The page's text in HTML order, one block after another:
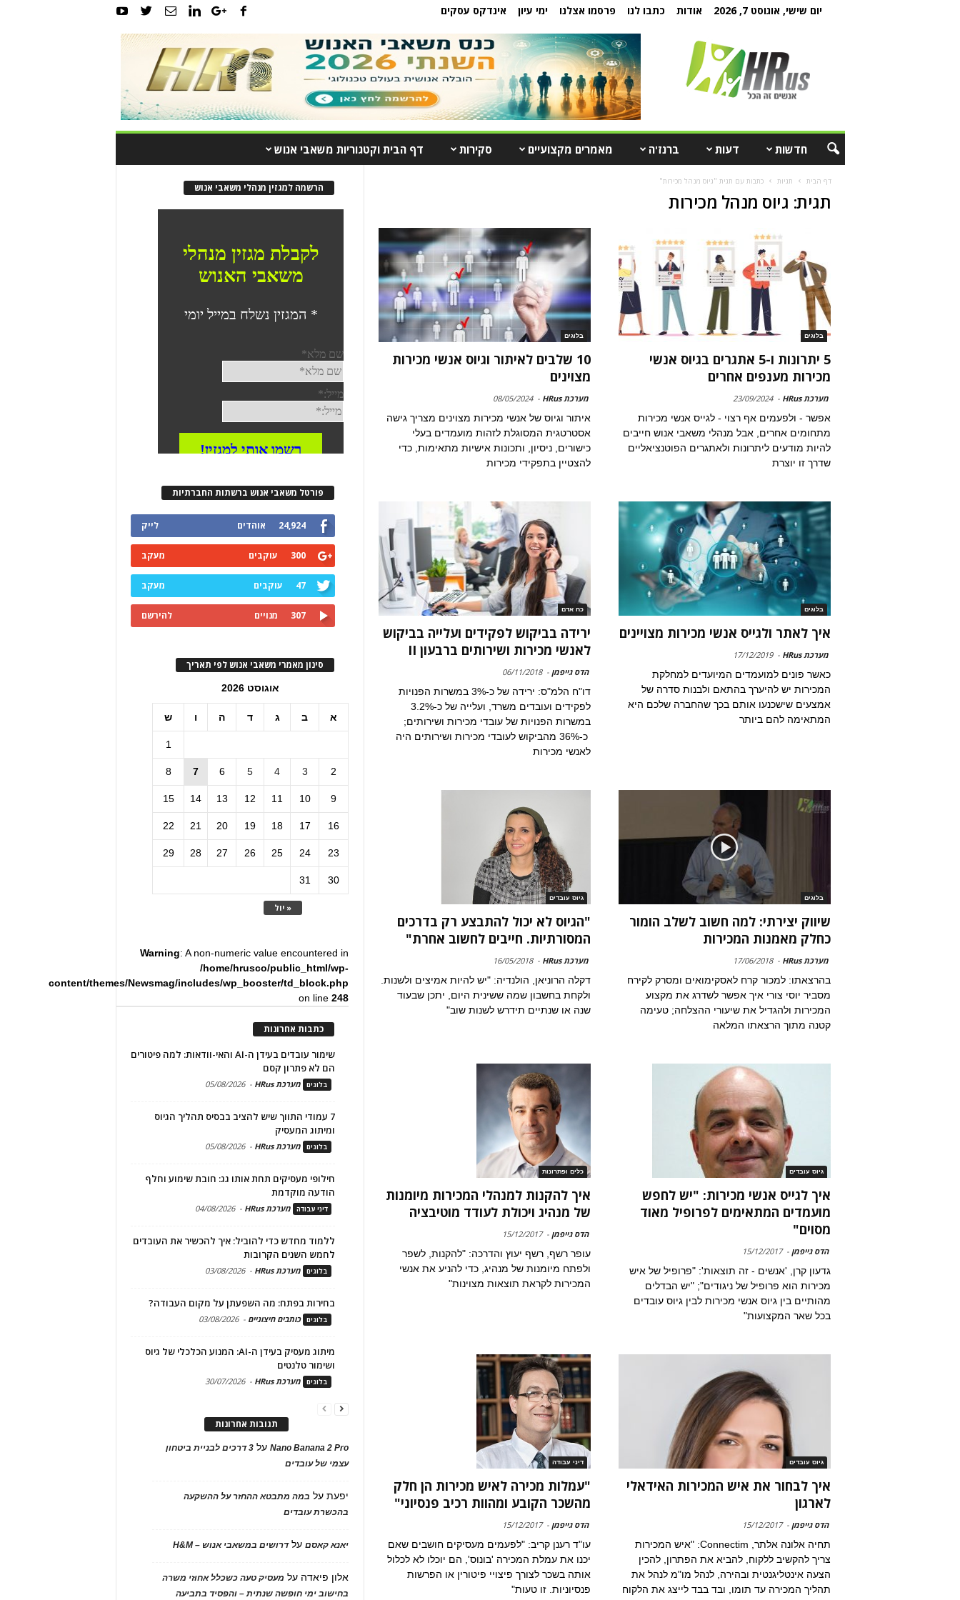
יום שישי, אוגוסט 7, 2026 אודות כתבו לנו פרסמו אצלנו ימי עיון אינדקס עסקים
חדשות דעות ברנז'ה מאמרים מקצועיים סקירות דף הבית וקטגוריות משאבי אנוש
דף הבית תגיות כתבות עם תגית "גיוס מנהל מכירות"
תגית: גיוס מנהל מכירות
בלוגים
5 יתרונות ו-5 אתגרים בגיוס אנשי
מכירות מענפים אחרים
מערכת HRus -
23/09/2024
אפשר - ולפעמים אף רצוי - לגייס אנשי מכירות
מתחומים אחרים, אבל מנהלי משאבי אנוש חייבים
להיות מודעים ליתרונות ולאתגרים הפוטנציאליים
שדרך זו יוצרת
בלוגים
10 שלבים לאיתור וגיוס אנשי מכירות
מצוינים
מערכת HRus -
08/05/2024
איתור וגיוס של אנשי מכירות מצוינים מצריך גישה
אסטרטגית המסוגלת לזהות מועמדים בעלי
כישורים, ניסיון, ותכונות אישיות מתאימות, כדי
להצטיין בתפקידי מכירות
בלוגים
איך לאתר ולגייס אנשי מכירות מצויינים
מערכת HRus -
17/12/2019
כאשר פונים למועמדים המיועדים למחלקת
המכירות יש להיערך בהתאם ולבנות סדרה של
אמצעים שישכנעו אותם בכך שהחברה שלכם היא
המתאימה להם ביותר
כח אדם
ירידה בביקוש לפקידים ועלייה בביקוש
לאנשי מכירות ושירותים ברבעון II
הדס גייפמן -
06/11/2018
דו"ח הלמ"ס: ירידה של כ-3% במשרות הפנויות
לפקידים ועובדים משרד, ועלייה של כ-3.2%
במשרות הפנויות של עובדי מכירות ושירותים;
כ-36% מהביקוש לעובדי מכירות ושירותים היה
לאנשי מכירות
בלוגים
שיווק יצירתי: למה חשוב לשלב הומור
כחלק מאמנות המכירות
מערכת HRus -
17/06/2018
בהרצאתו: למכור קרח לאסקימואים ומסרק לקירח
מסביר יוסי צורי איך אפשר לשדרג את מקצוע
המכירות ולהגדיל את שיעורי ההצלחה; טעימה
קטנה מתוך הרצאתו המלאה
גיוס עובדים
"הגיוס לא יכול להתבצע רק בדרכים
המסורתיות. חייבים לחשוב אחרת"
מערכת HRus -
16/05/2018
דקלה הרוניאן, הולנדיה: "יש להיות אמיצים ולשנות.
ולקחת בחשבון שמה ששינית היום, יתכן שבעוד
שנה או שנתיים תידרש לשנות שוב"
גיוס עובדים
איך לגייס אנשי מכירות: "יש לחפש
מועמדים המתאימים לפרופיל מאוד
מסוים"
הדס גייפמן -
15/12/2017
גדעון קרן, 'אנשים - זה תוצאות': "פרופיל של איש
מכירות הוא פרופיל של ניגודים"; "יש הבדלים
מהותיים בין גיוס אנשי מכירות לבין גיוס עובדים
בכל שאר המקצועות"
כלים ופתרונות
איך להקנות למנהלי המכירות מיומנות
של מנהיג ויכולת לעודד מוטיבציה
הדס גייפמן -
15/12/2017
עופר רשף, רשף יעוץ והדרכה: "להקנות, לשפר
ולפתח מיומנות של מנהיג, כדי להניע את אנשי
המכירות לקראת תוצאות מצוינות"
גיוס עובדים
איך לבחור את איש המכירות האידאלי
לארגון
הדס גייפמן -
15/12/2017
תחיה אלונה אלתר, Connectim: "איש המכירות
צריך להקשיב ללקוח, להביא את הפתרון, להכין
הצעה אינטליגנטית ובהירה, לנהל מו"מ לנהל את
תהליך המכירה עד תומו, ובד בבד לייצג את הלקוח
דיני עבודה
"עמלות מכירה לאיש מכירות הן חלק
מהשכר הקובע ומהוות רכיב פנסיוני"
הדס גייפמן -
15/12/2017
עו"ד רענן קריב: "לפעמים מעסיקים חושבים שאם
יכנו את עמלת המכירה 'בונוס', הם יוכלו לא לכלול
אותה בשכר לצורך פיצויי פיטורין או הפרשות
פנסיוניות. זו טעות"
הרשמה למגזין מנהלי משאבי אנוש
פורטל משאבי אנוש ברשתות החברתיות
24,924 אוהדים לייק
300 עוקבים מעקב
47 עוקבים מעקב
307 מנויים להירשם
סינון מאמרי משאבי אנוש לפי תאריך
אוגוסט 2026
א ב ג ד ה ו ש
« יול
1
2
3
4
5
6
7
8
9
10
11
12
13
14
15
16
17
18
19
20
21
22
23
24
25
26
27
28
29
30
31
Warning: A non-numeric value encountered in
/home/hrusco/public_html/wp-
content/themes/Newsmag/includes/wp_booster/td_block.php
on line248
כתבות אחרונות
שימור עובדים בעידן ה-AI והאי-וודאות: למה פיטורים
הם לא פתרון קסם
בלוגים מערכת HRus -
05/08/2026
7 עמודי התווך שיש להציב בבסיס תהליך הגיוס
ומיתוג המעסיק
בלוגים מערכת HRus -
05/08/2026
חילופי מעסיקים תחת אותו גג: חובת שימוע וחלף
הודעה מוקדמת
דיני עבודה מערכת HRus -
04/08/2026
ללמוד מחדש כדי להוביל: איך להכשיר את העובדים
לחמש השנים הקרובות
בלוגים מערכת HRus -
03/08/2026
בחירות בפתח: מה השפעתן על מקום העבודה?
בלוגים כותבים חיצוניים -
03/08/2026
מיתוג מעסיק בעידן ה-AI: המנוע הכלכלי של גיוס
ושימור טלנטים
בלוגים מערכת HRus -
30/07/2026
תגובות אחרונות
Nano Banana 2 Proעל
3 דרכים לבניית ביטחון
עצמי של עובדים
יפעתעל במה מתבטא ההחזר על ההשקעה
בהכשרת עובדים
יאנא קאסםעלדרושים במשאבי אנוש – H&M
אלון פיאדה על מעסיק טעה כשכלל אחוזי משרה
בחישוב ימי חופשה שנתית – והפסיד בתביעה